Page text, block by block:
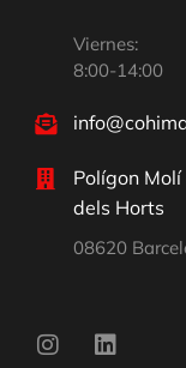
Viernes:
8:00-14:00
Polígon
dels Horts
08620